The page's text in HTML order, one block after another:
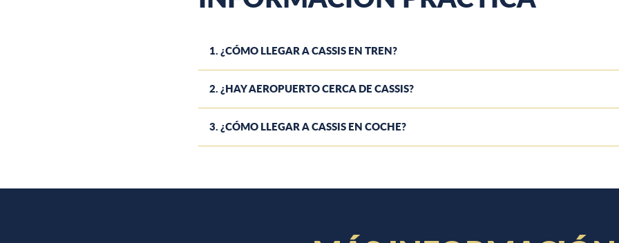
1. ¿CÓMO LLEGAR A CASSIS EN TREN?
2. ¿HAY AEROPUERTO CERCA DE CASSIS?
3. ¿CÓMO LLEGAR A CASSIS EN COCHE?